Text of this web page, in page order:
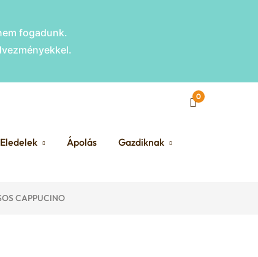
fogadunk.
0
Eledelek Ápolás Gazdiknak
CAPPUCINO